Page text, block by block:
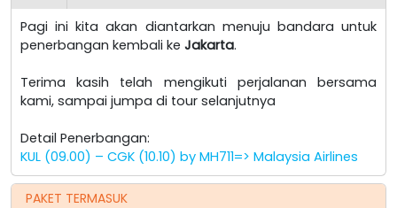
Pagi ini kita akan diantarkan menuju bandara untuk
penerbangan kembali ke Jakarta.
Terima kasih telah mengikuti perjalanan bersama
kami, sampai jumpa di tour selanjutnya
Detail Penerbangan:
KUL (09.00) – CGK (10.10) by MH711=> Malaysia Airlines
PAKET TERMASUK